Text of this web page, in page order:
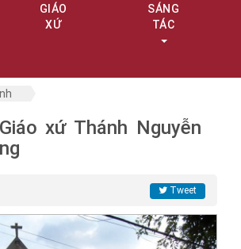
GIÁO
XỨ
SÁNG
TÁC
xứ Thánh Nguyễn
Tweet